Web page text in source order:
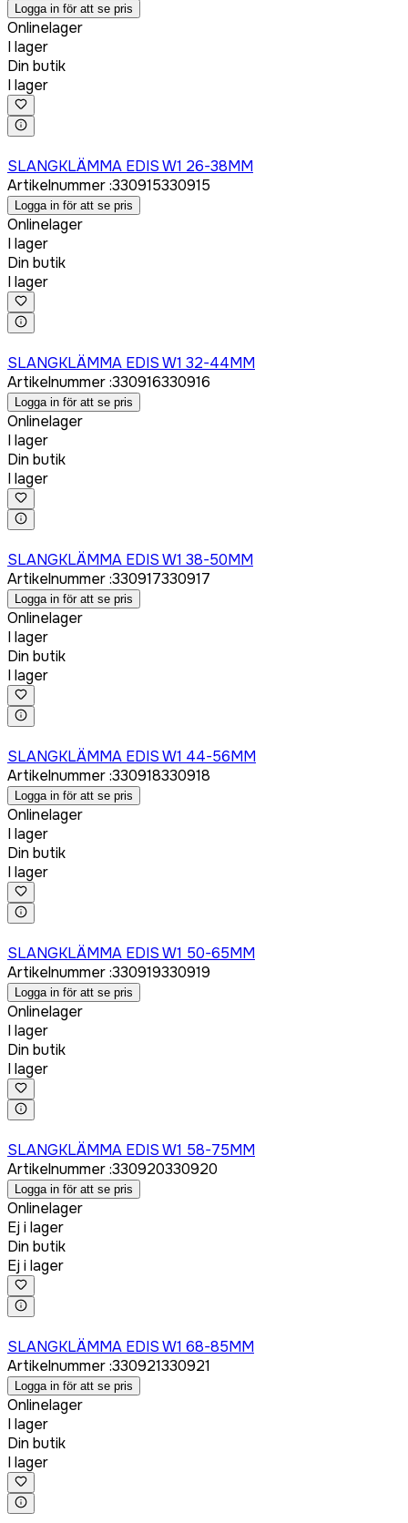
Logga in för att se pris
Onlinelager
I lager
Din butik
I lager
SLANGKLÄMMA EDIS W1 26-38MM
Artikelnummer:330915330915
Logga in för att se pris
Onlinelager
I lager
Din butik
I lager
SLANGKLÄMMA EDIS W1 32-44MM
Artikelnummer:330916330916
Logga in för att se pris
Onlinelager
I lager
Din butik
I lager
SLANGKLÄMMA EDIS W1 38-50MM
Artikelnummer:330917330917
Logga in för att se pris
Onlinelager
I lager
Din butik
I lager
SLANGKLÄMMA EDIS W1 44-56MM
Artikelnummer:330918330918
Logga in för att se pris
Onlinelager
I lager
Din butik
I lager
SLANGKLÄMMA EDIS W1 50-65MM
Artikelnummer:330919330919
Logga in för att se pris
Onlinelager
I lager
Din butik
I lager
SLANGKLÄMMA EDIS W1 58-75MM
Artikelnummer:330920330920
Logga in för att se pris
Onlinelager
Ej i lager
Din butik
Ej i lager
SLANGKLÄMMA EDIS W1 68-85MM
Artikelnummer:330921330921
Logga in för att se pris
Onlinelager
I lager
Din butik
I lager